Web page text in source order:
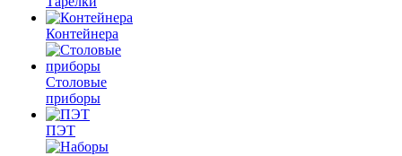
Контейнера
Столовые
приборы
ПЭТ